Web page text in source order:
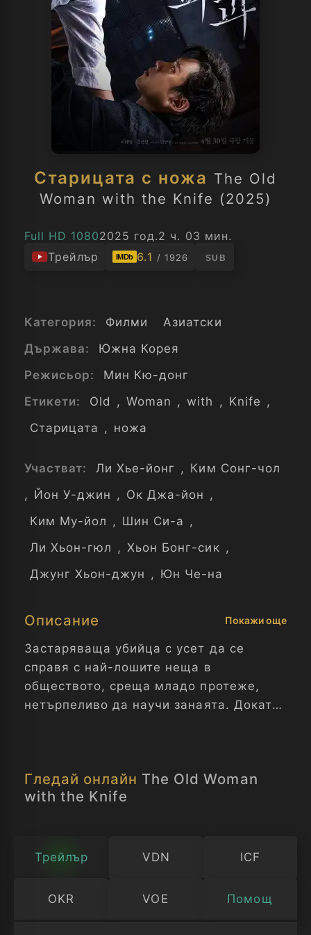
Старицата с ножа The Old
Woman with the Knife (2025)
Full HD 10802025 год.2 ч. 03 мин.
Трейлър
IMDb 6.1 / 1926 SUB
Категория: Филми
Азиатски
Държава:
Южна Корея
Режисьор:
Мин Кю-донг
Етикети:
Old , Woman , with , Knife ,
Старицата , ножа
Участват: Ли Хье-йонг , Ким Сонг-чол
, Йон У-джин , Ок Джа-йон ,
Ким Му-йол , Шин Си-а ,
Ли Хьон-гюл , Хьон Бонг-сик ,
Джунг Хьон-джун , Юн Че-на
Описание Покажи още
Застаряваща убийца с усет да се
справя с най-лошите неща в
обществото, среща младо протеже,
нетърпеливо да научи занаята. Докато
насилие и грубост...
Гледай онлайн The Old Woman
with the Knife
Трейлър VDN ICF
OKR VOE Помощ
Изберете